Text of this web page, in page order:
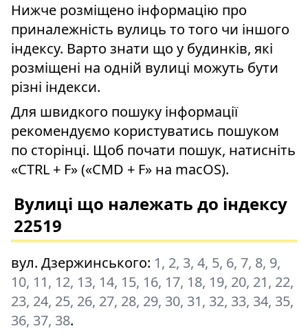
Нижче розміщено інформацію про
приналежність вулиць то того чи іншого
індексу. Варто знати що у будинків, які
розміщені на одній вулиці можуть бути
різні індекси.
Для швидкого пошуку інформації
рекомендуємо користуватись пошуком
по сторінці. Щоб почати пошук, натисніть
«CTRL + F» («CMD + F» на macOS).
Вулиці що належать до індексу
22519
вул. Дзержинського: 1, 2, 3, 4, 5, 6, 7, 8, 9,
10, 11, 12, 13, 14, 15, 16, 17, 18, 19, 20, 21, 22,
23, 24, 25, 26, 27, 28, 29, 30, 31, 32, 33, 34, 35,
36, 37, 38.